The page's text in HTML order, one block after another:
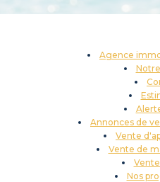
Agence
Annonces de
Vente
Vente de
Nos